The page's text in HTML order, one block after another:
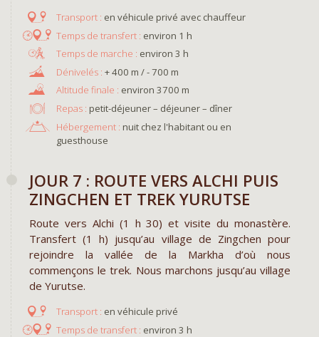
en véhicule privé avec chauffeur
environ 1 h
environ 3 h
+ 400 m / - 700 m
environ 3700 m
Repas : petit-déjeuner – déjeuner – dîner
Hébergement : nuit chez l'habitant ou en
guesthouse
JOUR 7 : ROUTE VERS ALCHI PUIS
ZINGCHEN ET TREK YURUTSE
Route vers Alchi (1 h 30) et visite du monastère.
Transfert (1 h) jusqu’au village de Zingchen pour
rejoindre la vallée de la Markha d’où nous
commençons le trek. Nous marchons jusqu’au village
de Yurutse.
en véhicule privé
environ 3 h